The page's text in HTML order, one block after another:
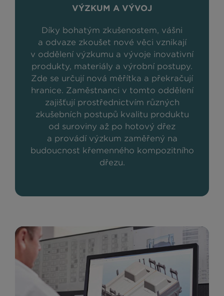
VÝZKUM A VÝVOJ
Díky bohatým zkušenostem, vášni
a odvaze zkoušet nové věci vznikají
v oddělení výzkumu a vývoje inovativní
produkty, materiály a výrobní postupy.
Zde se určují nová měřítka a překračují
hranice. Zaměstnanci v tomto oddělení
zajišťují prostřednictvím různých
zkušebních postupů kvalitu produktu
od suroviny až po hotový dřez
a provádí výzkum zaměřený na
budoucnost křemenného kompozitního
dřezu.